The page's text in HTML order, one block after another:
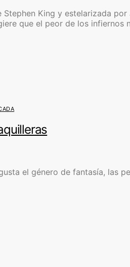
Stephen King y estelarizada
que el peor de los infiernos
el género de fantasía, las